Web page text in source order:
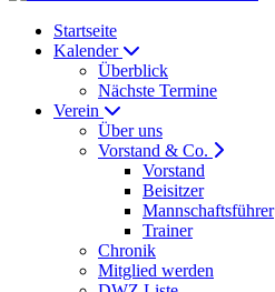
Startseite
Kalender
Überblick
Nächste Termine
Verein
Über uns
Vorstand & Co.
Vorstand
Beisitzer
Mannschaftsführer
Trainer
Chronik
Mitglied werden